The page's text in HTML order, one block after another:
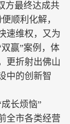
方最终达成共
顺利化解，
速维权，又为
赢”案例，体
更折射出佛山
中的创新智
长烦恼”
市各类经营